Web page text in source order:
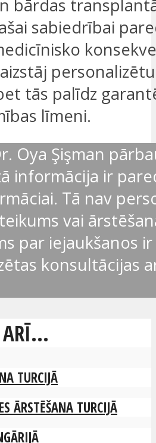
bārdas
sabiedrībai
personalizētu
tās palīdz
līmeni.
Oya Şişman
informācija ir
Tā nav
vai
par iejaukšanos
konsultācijas
ARĪ...
TURCIJĀ
ĀRSTĒŠANA TURCIJĀ